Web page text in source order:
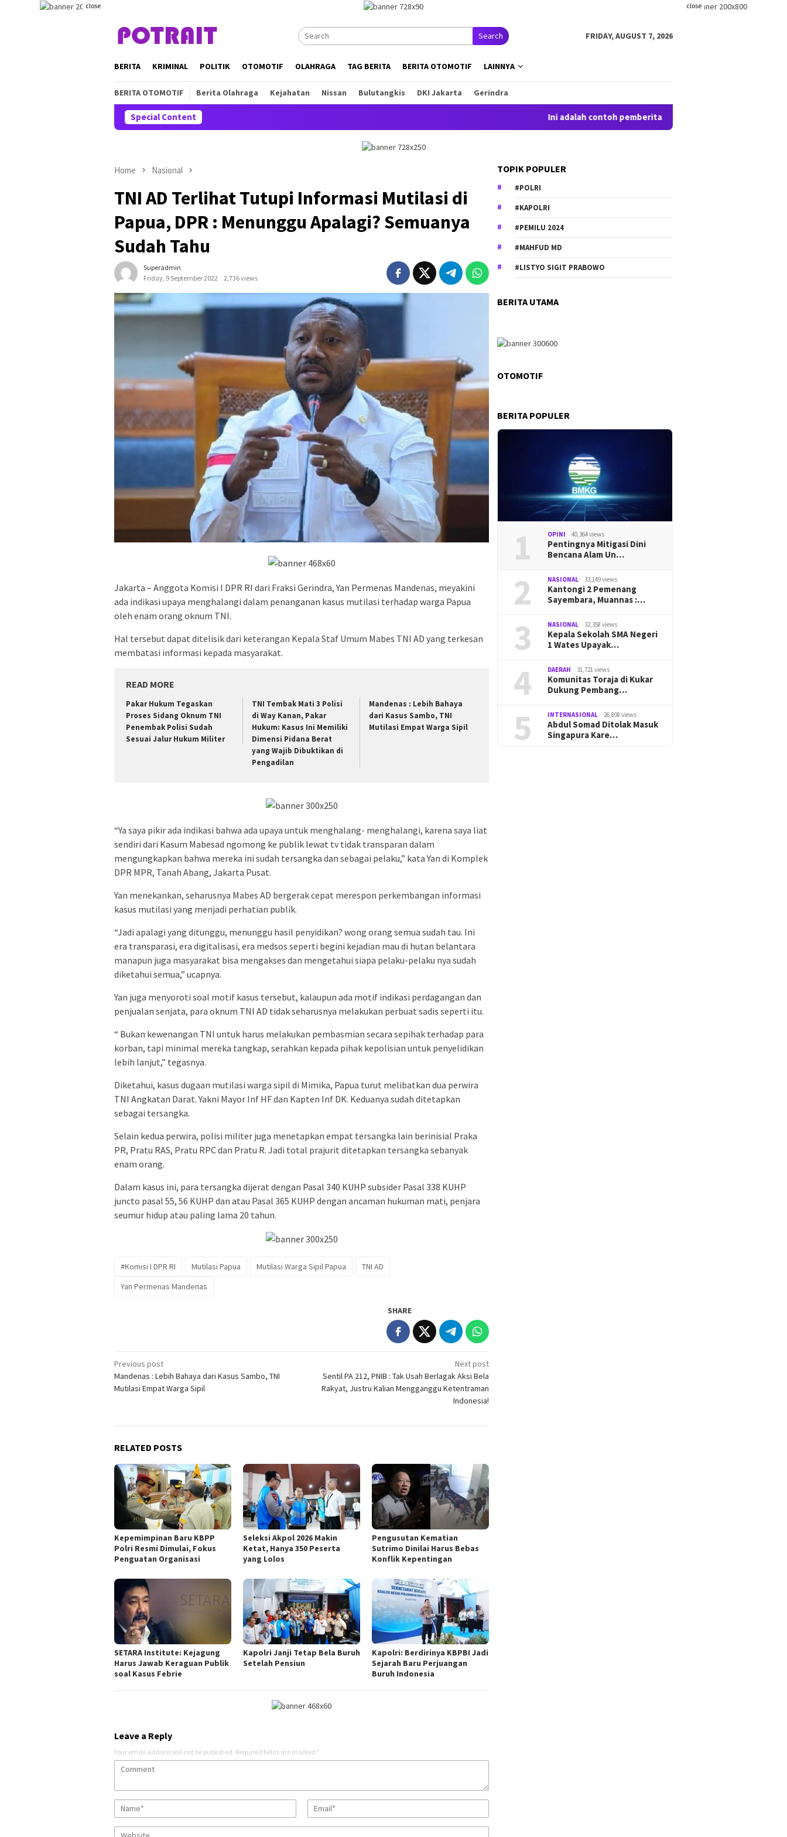
close close
Search FRIDAY, AUGUST 7, 2026
BERITA KRIMINAL POLITIK OTOMOTIF OLAHRAGA TAG BERITA BERITA OTOMOTIF LAINNYA
BERITA OTOMOTIF Berita Olahraga Kejahatan Nissan Bulutangkis DKI Jakarta Gerindra
Special Content Ini adalah contoh pemberitahuan kepada pengunjung anda.
Home Nasional
TNI AD Terlihat Tutupi Informasi Mutilasi di
Papua, DPR : Menunggu Apalagi? Semuanya
Sudah Tahu
Superadmin
Friday, 9 September 2022
2,736 views
Jakarta – Anggota Komisi I DPR RI dari Fraksi Gerindra, Yan Permenas Mandenas, meyakini
ada indikasi upaya menghalangi dalam penanganan kasus mutilasi terhadap warga Papua
oleh enam orang oknum TNI.
Hal tersebut dapat ditelisik dari keterangan Kepala Staf Umum Mabes TNI AD yang terkesan
membatasi informasi kepada masyarakat.
READ MORE
Pakar Hukum Tegaskan
Proses Sidang Oknum TNI
Penembak Polisi Sudah
Sesuai Jalur Hukum Militer
TNI Tembak Mati 3 Polisi
di Way Kanan, Pakar
Hukum: Kasus Ini Memiliki
Dimensi Pidana Berat
yang Wajib Dibuktikan di
Pengadilan
Mandenas : Lebih Bahaya
dari Kasus Sambo, TNI
Mutilasi Empat Warga Sipil
“Ya saya pikir ada indikasi bahwa ada upaya untuk menghalang- menghalangi, karena saya liat
sendiri dari Kasum Mabesad ngomong ke publik lewat tv tidak transparan dalam
mengungkapkan bahwa mereka ini sudah tersangka dan sebagai pelaku,” kata Yan di Komplek
DPR MPR, Tanah Abang, Jakarta Pusat.
Yan menekankan, seharusnya Mabes AD bergerak cepat merespon perkembangan informasi
kasus mutilasi yang menjadi perhatian publik.
“Jadi apalagi yang ditunggu, menunggu hasil penyidikan? wong orang semua sudah tau. Ini
era transparasi, era digitalisasi, era medsos seperti begini kejadian mau di hutan belantara
manapun juga masyarakat bisa mengakses dan mengetahui siapa pelaku-pelaku nya sudah
diketahui semua,” ucapnya.
Yan juga menyoroti soal motif kasus tersebut, kalaupun ada motif indikasi perdagangan dan
penjualan senjata, para oknum TNI AD tidak seharusnya melakukan perbuat sadis seperti itu.
“ Bukan kewenangan TNI untuk harus melakukan pembasmian secara sepihak terhadap para
korban, tapi minimal mereka tangkap, serahkan kepada pihak kepolisian untuk penyelidikan
lebih lanjut,” tegasnya.
Diketahui, kasus dugaan mutilasi warga sipil di Mimika, Papua turut melibatkan dua perwira
TNI Angkatan Darat. Yakni Mayor Inf HF dan Kapten Inf DK. Keduanya sudah ditetapkan
sebagai tersangka.
Selain kedua perwira, polisi militer juga menetapkan empat tersangka lain berinisial Praka
PR, Pratu RAS, Pratu RPC dan Pratu R. Jadi total prajurit ditetapkan tersangka sebanyak
enam orang.
Dalam kasus ini, para tersangka dijerat dengan Pasal 340 KUHP subsider Pasal 338 KUHP
juncto pasal 55, 56 KUHP dan atau Pasal 365 KUHP dengan ancaman hukuman mati, penjara
seumur hidup atau paling lama 20 tahun.
#Komisi I DPR RI Mutilasi Papua Mutilasi Warga Sipil Papua
TNI AD
Yan Permenas Mandenas
SHARE
Post
navigation
Previous post
Mandenas : Lebih Bahaya dari Kasus Sambo, TNI
Mutilasi Empat Warga Sipil
Next post
Sentil PA 212, PNIB : Tak Usah Berlagak Aksi Bela
Rakyat, Justru Kalian Mengganggu Ketentraman
Indonesia!
RELATED POSTS
Kepemimpinan Baru KBPP
Polri Resmi Dimulai, Fokus
Penguatan Organisasi
Seleksi Akpol 2026 Makin
Ketat, Hanya 350 Peserta
yang Lolos
Pengusutan Kematian
Sutrimo Dinilai Harus Bebas
Konflik Kepentingan
SETARA Institute: Kejagung
Harus Jawab Keraguan Publik
soal Kasus Febrie
Kapolri Janji Tetap Bela Buruh
Setelah Pensiun
Kapolri: Berdirinya KBPBI Jadi
Sejarah Baru Perjuangan
Buruh Indonesia
Leave a Reply
Your email address will not be published. Required fields are marked *
TOPIK POPULER
#POLRI
#KAPOLRI
#PEMILU 2024
#MAHFUD MD
#LISTYO SIGIT PRABOWO
BERITA UTAMA
OTOMOTIF
BERITA POPULER
1 OPINI 40,364 views
Pentingnya Mitigasi Dini
Bencana Alam Un…
2 NASIONAL 33,149 views
Kantongi 2 Pemenang
Sayembara, Muannas :…
3 NASIONAL 32,358 views
Kepala Sekolah SMA Negeri
1 Wates Upayak…
4 DAERAH 31,721 views
Komunitas Toraja di Kukar
Dukung Pembang…
5 INTERNASIONAL 26,808 views
Abdul Somad Ditolak Masuk
Singapura Kare…